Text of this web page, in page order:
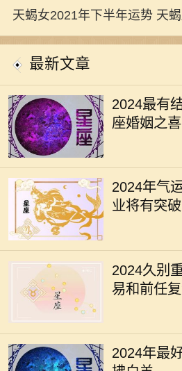
天蝎女2021年下半年运势 天
最新文章
2024最有
座婚姻之喜
2024年气
业将有突破
2024久别
易和前任
2024年最